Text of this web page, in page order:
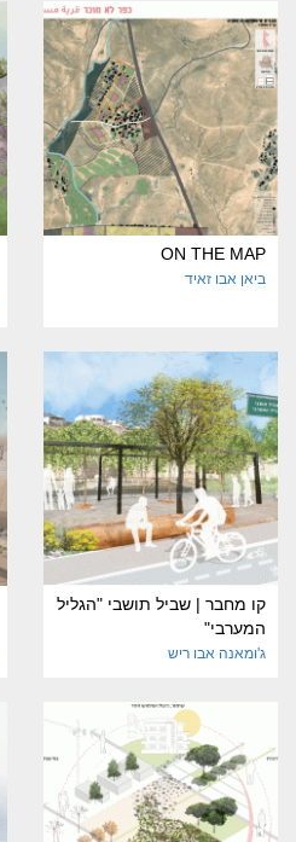
ON THE MAP
ביאן אבו זאיד
קו מחבר | שביל תושבי "הגליל
המערבי"
ג'ומאנה אבו ריש